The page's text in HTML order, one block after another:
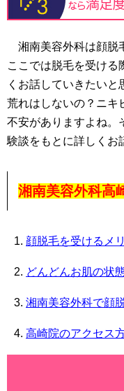
湘南美容外科は顔脱
ここでは脱毛を受ける
くお話していきたい
荒れはしないの？ニキ
不安がありますよね。
験談をもとに詳しくお
湘南美容外科高
顔脱毛を受けるメ
どんどんお肌の状
湘南美容外科で顔
高崎院のアクセス